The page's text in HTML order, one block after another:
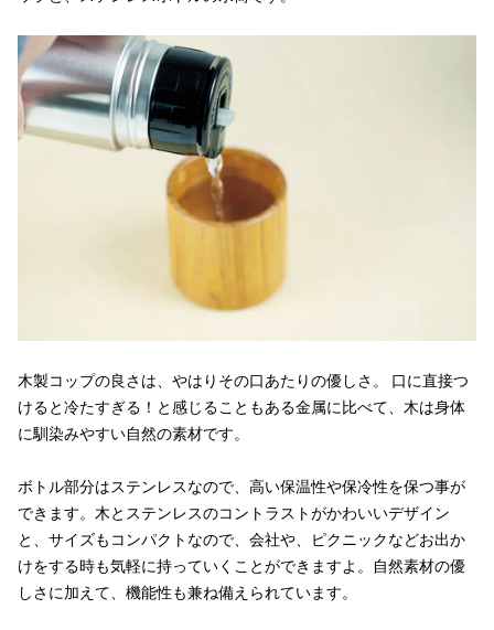
木製コップの良さは、やはりその口あたりの優しさ。 口に直接つ
けると冷たすぎる！と感じることもある金属に比べて、木は身体
に馴染みやすい自然の素材です。
ボトル部分はステンレスなので、高い保温性や保冷性を保つ事が
できます。木とステンレスのコントラストがかわいいデザイン
と、サイズもコンパクトなので、会社や、ピクニックなどお出か
けをする時も気軽に持っていくことができますよ。自然素材の優
しさに加えて、機能性も兼ね備えられています。